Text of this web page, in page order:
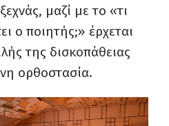
μαζί με το «τι
ο ποιητής;» έρχεται
της δισκοπάθειας
ορθοστασία.